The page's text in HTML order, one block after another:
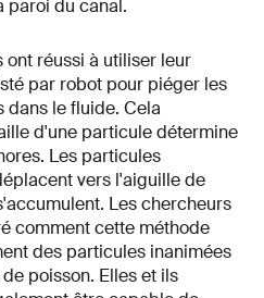
paroi du canal.
ont réussi à utiliser leur
par robot pour piéger les
le fluide. Cela
d'une particule détermine
Les particules
vers l'aiguille de
Les chercheurs
comment cette méthode
des particules inanimées
poisson. Elles et ils